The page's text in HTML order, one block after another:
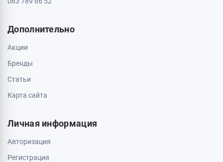
Дополнительно
Акции
Бренды
Статьи
Карта сайта
Личная информация
Авторизация
Регистрация